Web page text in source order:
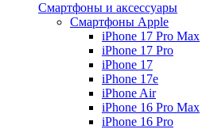
Смартфоны и аксессуары
Смартфоны Apple
iPhone 17 Pro Max
iPhone 17 Pro
iPhone 17
iPhone 17e
iPhone Air
iPhone 16 Pro Max
iPhone 16 Pro